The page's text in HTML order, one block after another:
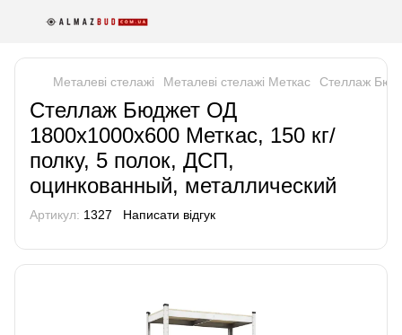
Металеві стелажі Металеві стелажі Меткас Стеллаж
Стеллаж Бюджет ОД
1800х1000х600 Меткас, 150 кг/
полку, 5 полок, ДСП,
оцинкованный, металлический
Артикул: 1327 Написати відгук